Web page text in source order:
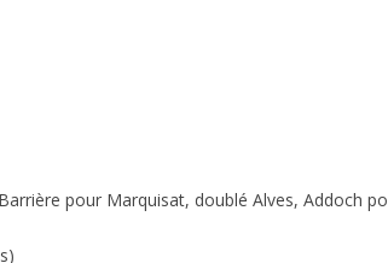
pour Marquisat, doublé Alves, Addoch